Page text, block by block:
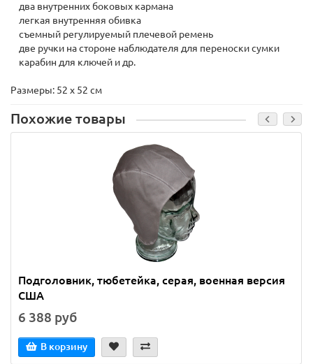
два внутренних боковых кармана
легкая внутренняя обивка
съемный регулируемый плечевой ремень
две ручки на стороне наблюдателя для переноски сумки
карабин для ключей и др.
Размеры: 52 x 52 см
Похожие товары
Подголовник, тюбетейка, серая, военная версия
США
6 388 руб
В корзину